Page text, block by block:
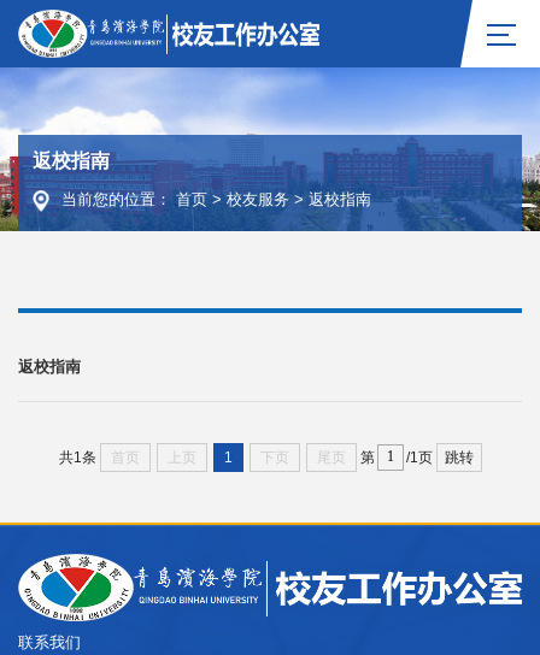
返校指南
当前您的位置：首页>校友服务> 返校指南
返校指南
共1条 首页 上页 1 下页 尾页 第 /1页 跳转
联系我们